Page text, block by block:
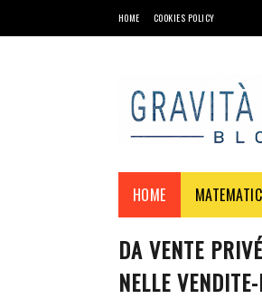
HOME COOKIES POLICY
HOME
DA VENTE
NELLE